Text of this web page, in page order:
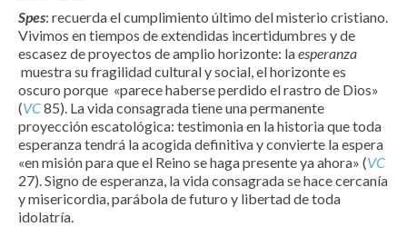
Spes: recuerda el cumplimiento último del misterio cristiano.
Vivimos en tiempos de extendidas incertidumbres y de
escasez de proyectos de amplio horizonte: laesperanza
muestra su fragilidad cultural y social, el horizonte es
oscuro porque «parece haberse perdido el rastro de Dios»
(VC85). La vida consagrada tiene una permanente
proyección escatológica: testimonia en la historia que toda
esperanza tendrá la acogida definitiva y convierte la espera
«en misión para que el Reino se haga presente ya ahora» (VC
27). Signo de esperanza, la vida consagrada se hace cercanía
y misericordia, parábola de futuro y libertad de toda
idolatría.